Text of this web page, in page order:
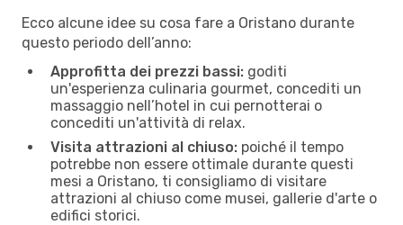
Ecco alcune idee su cosa fare a Oristano durante
questo periodo dell’anno:
Approfitta dei prezzi bassi: goditi
un'esperienza culinaria gourmet, concediti un
massaggio nell’hotel in cui pernotterai o
concediti un'attività di relax.
Visita attrazioni al chiuso: poiché il tempo
potrebbe non essere ottimale durante questi
mesi a Oristano, ti consigliamo di visitare
attrazioni al chiuso come musei, gallerie d'arte o
edifici storici.